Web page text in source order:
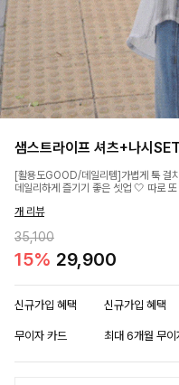
샘스트라이프 셔츠+나시SET
[활용도GOOD/데일리템]가볍게 툭 걸
데일리하게 즐기기 좋은 셋업 🤍 따로
개 리뷰
35,100
15% 29,900
신규가입 혜택 신규가입 혜택
무이자 카드 최대 6개월 무이